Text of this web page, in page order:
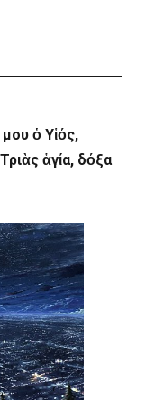
ὁ Υἱός,
ἁγία, δόξα